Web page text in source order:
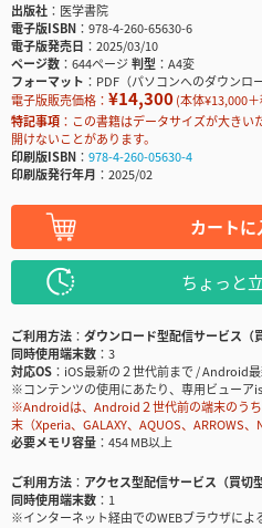
出版社
医学書院
電子版ISBN
978-4-260-65630-6
電子版発売日
2025/03/10
ページ数
644ページ判型
A4変
フォーマット
PDF（パソコンへのダウンロ
電子版販売価格： ¥14,300(本体¥13,000
特記事項
この書籍はデータサイズが大きい
開けないことがあります。
印刷版ISBN
978-4-260-05630-4
印刷版発行年月
2025/02
カートに
ちょっと
ご利用方法
ダウンロード型配信サービス（
同時使用端末数
3
対応OS
iOS最新の２世代前まで / Android
※コンテンツの使用にあたり、専用ビューア
※Androidは、Android２世代前の端末のう
末（Xperia、GALAXY、AQUOS、ARROWS
必要メモリ容量
454 MB以上
ご利用方法
アクセス型配信サービス（買切型
同時使用端末数
1
※インターネット経由でのWEBブラウザによ